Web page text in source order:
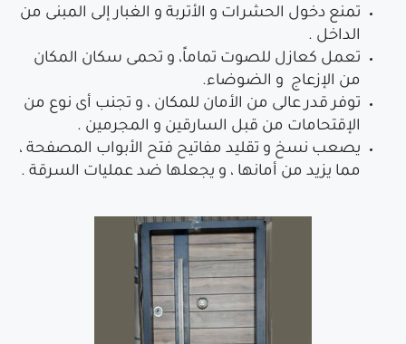
تمنع دخول الحشرات و الأتربة و الغبار إلى المبنى من
الداخل .
تعمل كعازل للصوت تماماً، و تحمى سكان المكان
من الإزعاج و الضوضاء.
توفر قدر عالى من الأمان للمكان ، و تجنب أى نوع من
الإقتحامات من قبل السارقين و المجرمين .
يصعب نسخ و تقليد مفاتيح فتح الأبواب المصفحة ،
مما يزيد من أمانها ، و يجعلها ضد عمليات السرقة .